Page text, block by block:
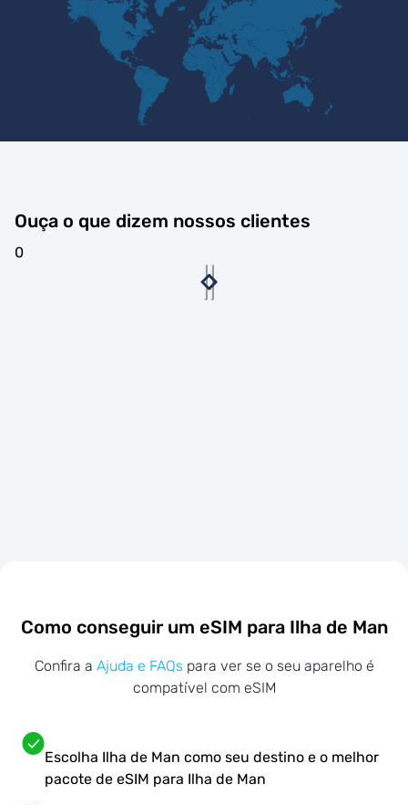
Ouça o que dizem nossos clientes
0
Como conseguir um eSIM para Ilha de Man
Confira a Ajuda e FAQs para ver se o seu aparelho é
compatível com eSIM
Escolha Ilha de Man como seu destino e o melhor
pacote de eSIM para Ilha de Man